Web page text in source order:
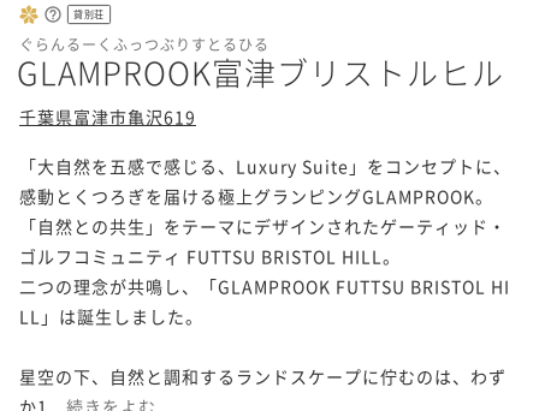
貸別荘
ぐらんるーくふっつぶりすとるひる
GLAMPROOK富津ブリストルヒル
千葉県富津市亀沢619
「大自然を五感で感じる、Luxury Suite」をコンセプトに、
感動とくつろぎを届ける極上グランピングGLAMPROOK。
「自然との共生」をテーマにデザインされたゲーティッド・
ゴルフコミュニティ FUTTSU BRISTOL HILL。
二つの理念が共鳴し、「GLAMPROOK FUTTSU BRISTOL HI
LL」は誕生しました。
星空の下、自然と調和するランドスケープに佇むのは、わず
か1... 続きをよむ